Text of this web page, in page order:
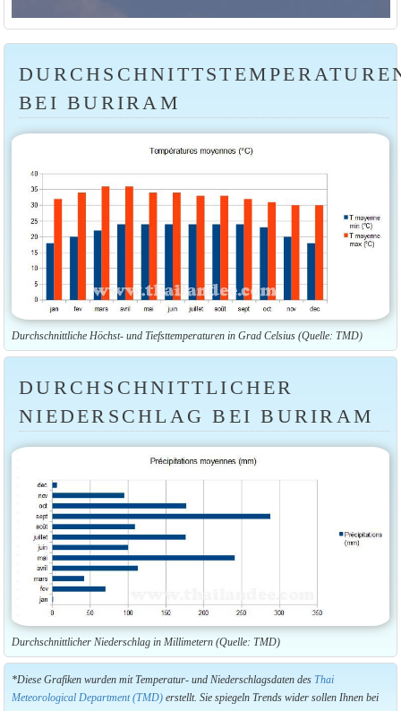
BEI BURIRAM
Durchschnittliche Höchst- und Tiefsttemperaturen in Grad Celsius (Quelle: TMD)
DURCHSCHNITTLICHER
NIEDERSCHLAG BEI BURIRAM
Durchschnittlicher Niederschlag in Millimetern (Quelle: TMD)
*Diese Grafiken wurden mit Temperatur- und Niederschlagsdaten des Thai
Meteorological Department (TMD)erstellt. Sie spiegeln Trends wider sollen Ihnen bei